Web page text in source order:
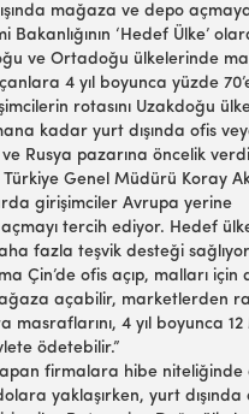
mağaza ve depo
Bakanlığının ‘Hedef Ülke’
ve Ortadoğu ülkelerinde
4 yıl boyunca yüzde
rotasını Uzakdoğu
kadar yurt dışında ofis
Rusya pazarına öncelik
Genel Müdürü Koray
girişimciler Avrupa yerine
tercih ediyor. Hedef
fazla teşvik desteği
Çin’de ofis açıp, malları için
açabilir, marketlerden
masraflarını, 4 yıl boyunca 12
ödetebilir.”
firmalara hibe niteliğinde
yaklaşırken, yurt dışında